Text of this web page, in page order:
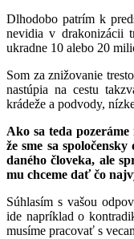
Dlhodobo patrím k
nevidia v drakonizácii
ukradne 10 alebo 20
Som za znižovanie
nastúpia na cestu
krádeže a podvody,
Ako sa teda
že sme sa
daného človeka, ale
mu chceme dať čo
Súhlasím s vašou
ide napríklad o
musíme pracovať s